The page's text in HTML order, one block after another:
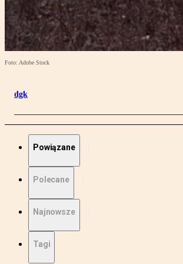
Foto: Adobe Stock
dgk
Powiązane
Polecane
Najnowsze
Tagi